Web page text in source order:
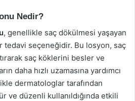
Nedir?
, genellikle saç dökülmesi yaşayan
seçeneğidir. Bu losyon, saç
saç köklerini besler ve
daha hızlı uzamasına yardımcı
dermatologlar tarafından
ve düzenli kullanıldığında etkili